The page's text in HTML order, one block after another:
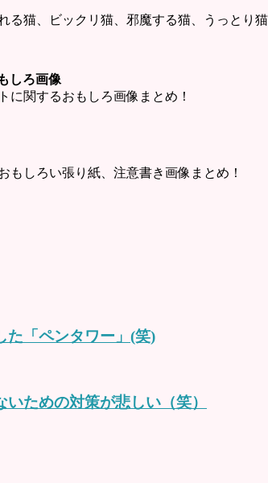
猫、ビックリ猫、邪魔する猫、うっとり
しろ画像
に関するおもしろ画像まとめ！
しろい張り紙、注意書き画像まとめ！
た「ペンタワー」(笑)
ための対策が悲しい（笑）